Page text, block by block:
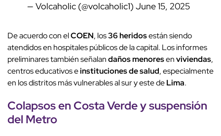
— Volcaholic (@volcaholic1) June 15, 2025
De acuerdo con elCOEN, los36 heridosestán siendo
atendidos en hospitales públicos de la capital. Los informes
preliminares también señalandaños menoresenviviendas,
centros educativos einstituciones de salud, especialmente
en los distritos más vulnerables al sur y este deLima.
Colapsos en Costa Verdeysuspensión
del Metro